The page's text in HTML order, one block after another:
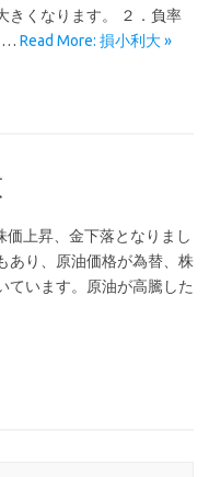
きくなります。 ２．負率
… Read More: 損小利大 »
価上昇、金下落となりまし
あり、原油価格が為替、株
ています。原油が高騰した